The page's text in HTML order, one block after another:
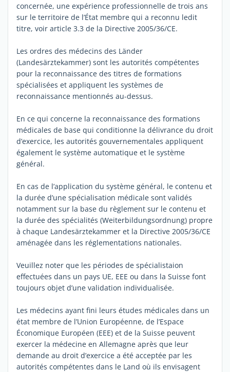
concernée, une expérience professionnelle de trois ans
sur le territoire de l’État membre qui a reconnu ledit
titre, voir article 3.3 de la Directive 2005/36/CE.
Les ordres des médecins des Länder
(Landesärztekammer) sont les autorités compétentes
pour la reconnaissance des titres de formations
spécialisées et appliquent les systèmes de
reconnaissance mentionnés au-dessus.
En ce qui concerne la reconnaissance des formations
médicales de base qui conditionne la délivrance du droit
d’exercice, les autorités gouvernementales appliquent
également le système automatique et le système
général.
En cas de l’application du système général, le contenu et
la durée d’une spécialisation médicale sont validés
notamment sur la base du règlement sur le contenu et
la durée des spécialités (Weiterbildungsordnung) propre
à chaque Landesärztekammer et la Directive 2005/36/CE
aménagée dans les réglementations nationales.
Veuillez noter que les périodes de spécialistaion
effectuées dans un pays UE, EEE ou dans la Suisse font
toujours objet d’une validation individualisée.
Les médecins ayant fini leurs études médicales dans un
état membre de l’Union Européenne, de l’Espace
Économique Européen (EEE) et de la Suisse peuvent
exercer la médecine en Allemagne après que leur
demande au droit d’exercice a été acceptée par les
autorités compétentes dans le Land où ils envisagent